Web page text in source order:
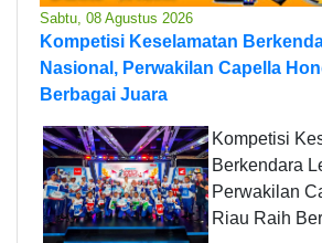
Sabtu, 08 Agustus 2026
Kompetisi Keselamatan
Nasional, Perwakilan Capella
Berbagai Juara
Kompetisi
Berkendara
Perwakilan
Riau Raih